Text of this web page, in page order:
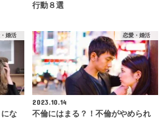
行動８選
婚活
な
恋愛・婚活
2023.10.14
不倫にはまる？！不倫がやめられ